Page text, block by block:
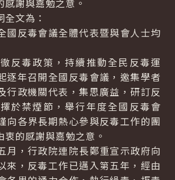
謝與嘉勉之意。
文為：
國反毒會議全體代表暨與會人士均
毒政策，持續推動全民反毒運
逐年召開全國反毒會議，邀集學者
行政機關代表，集思廣益，研訂反
於禁煙節，舉行年度全國反毒會
向各界長期熱心參與反毒工作的團
的感謝與嘉勉之意。
，行政院連院長鄭重宣示政府向
來，反毒工作已邁入第五年，經由